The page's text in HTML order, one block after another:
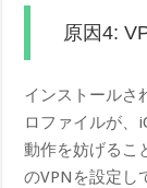
原因4:
インストールさ
ロファイルが、
動作を妨げるこ
のVPNを設定し